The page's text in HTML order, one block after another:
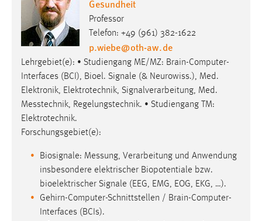
Gesundheit
Professor
Telefon: +49 (961) 382-1622
p.wiebe@oth-aw.de
Lehrgebiet(e): • Studiengang ME/MZ: Brain-Computer-
Interfaces (BCI), Bioel. Signale (& Neurowiss.), Med.
Elektronik, Elektrotechnik, Signalverarbeitung, Med.
Messtechnik, Regelungstechnik. • Studiengang TM:
Elektrotechnik.
Forschungsgebiet(e):
Biosignale: Messung, Verarbeitung und Anwendung
insbesondere elektrischer Biopotentiale bzw.
bioelektrischer Signale (EEG, EMG, EOG, EKG, …).
Gehirn-Computer-Schnittstellen / Brain-Computer-
Interfaces (BCIs).